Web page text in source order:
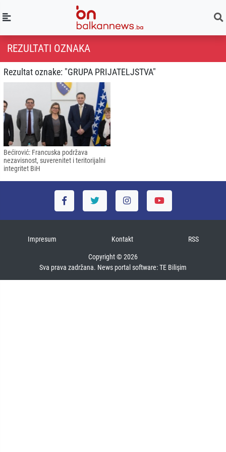
REZULTATI OZNAKA
Rezultat oznake: "GRUPA PRIJATELJSTVA"
Bećirović: Francuska podržava
nezavisnost, suverenitet i teritorijalni
integritet BiH
Impresum Kontakt RSS
Copyright © 2026
Sva prava zadržana. News portal software:TE Bilişim